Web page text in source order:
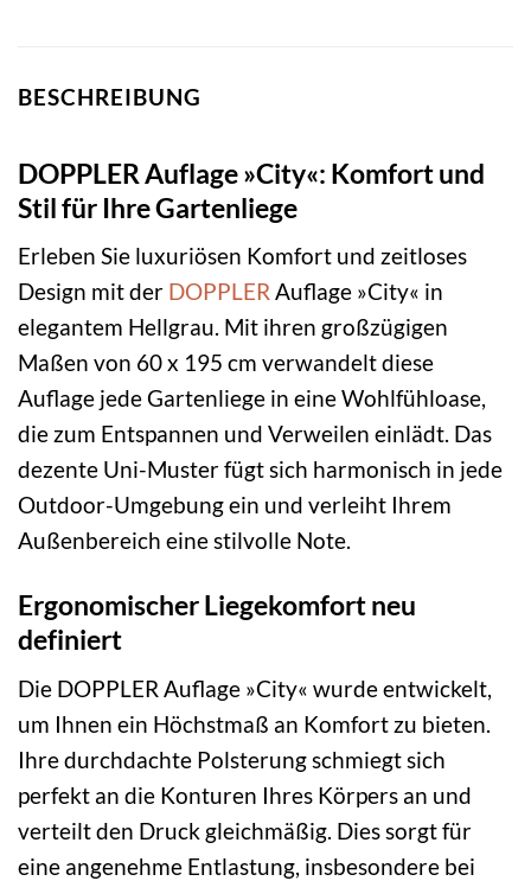
BESCHREIBUNG
DOPPLER Auflage »City«: Komfort und
Stil für Ihre Gartenliege
Erleben Sie luxuriösen Komfort und zeitloses
Design mit der DOPPLER Auflage »City« in
elegantem Hellgrau. Mit ihren großzügigen
Maßen von 60 x 195 cm verwandelt diese
Auflage jede Gartenliege in eine Wohlfühloase,
die zum Entspannen und Verweilen einlädt. Das
dezente Uni-Muster fügt sich harmonisch in jede
Outdoor-Umgebung ein und verleiht Ihrem
Außenbereich eine stilvolle Note.
Ergonomischer Liegekomfort neu
definiert
Die DOPPLER Auflage »City« wurde entwickelt,
um Ihnen ein Höchstmaß an Komfort zu bieten.
Ihre durchdachte Polsterung schmiegt sich
perfekt an die Konturen Ihres Körpers an und
verteilt den Druck gleichmäßig. Dies sorgt für
eine angenehme Entlastung, insbesondere bei